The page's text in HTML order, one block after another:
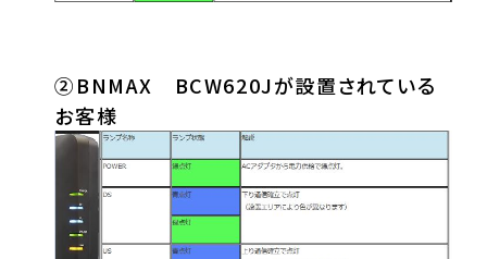
②BNMAX BCW620Jが設置されている
お客様